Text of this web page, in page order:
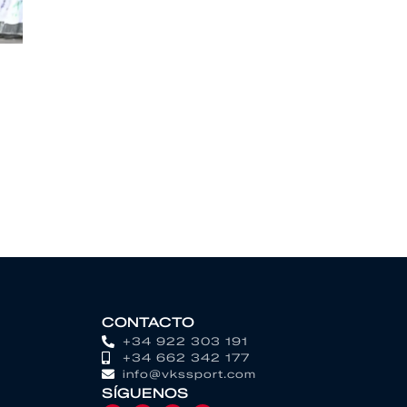
CONTACTO
+34 922 303 191
+34 662 342 177
info@vkssport.com
SÍGUENOS